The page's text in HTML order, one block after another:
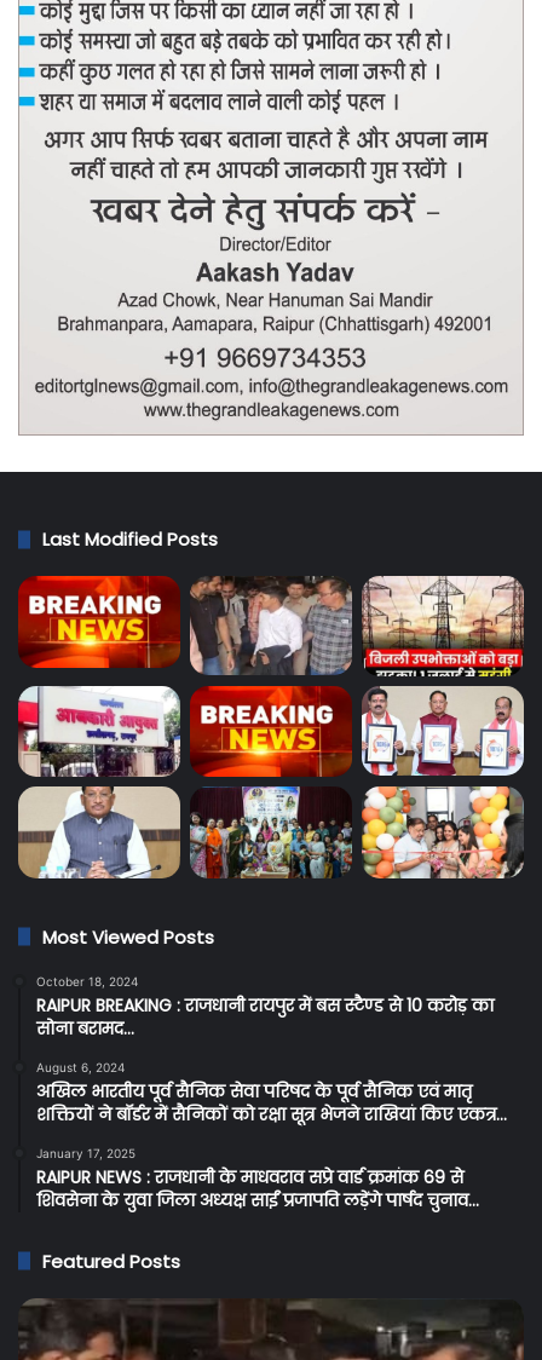
Last Modified Posts
Most Viewed Posts
October 18, 2024
RAIPUR BREAKING : राजधानी रायपुर में बस स्टैण्ड से 10 करोड़ का
सोना बरामद…
August 6, 2024
अखिल भारतीय पूर्व सैनिक सेवा परिषद के पूर्व सैनिक एवं मातृ
शक्तियों ने बॉर्डर में सैनिकों को रक्षा सूत्र भेजने राखियां किए एकत्र…
January 17, 2025
RAIPUR NEWS : राजधानी के माधवराव सप्रे वार्ड क्रमांक 69 से
शिवसेना के युवा जिला अध्यक्ष साईं प्रजापति लड़ेंगे पार्षद चुनाव…
Featured Posts
Raipur
Breaking: